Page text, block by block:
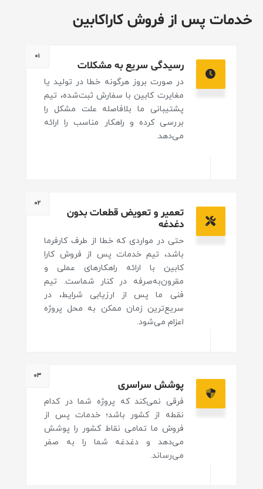
خدمات پس از فروش کاراکابین
۰۱
رسیدگی سریع به مشکلات
در صورت بروز هرگونه خطا در تولید یا
مغایرت کابین با سفارش ثبت‌شده، تیم
پشتیبانی ما بلافاصله علت مشکل را
بررسی کرده و راهکار مناسب را ارائه
می‌دهد.
۰۲
تعمیر و تعویض قطعات بدون
دغدغه
حتی در مواردی که خطا از طرف کارفرما
باشد، تیم خدمات پس از فروش کارا
کابین با ارائه راهکارهای عملی و
مقرون‌به‌صرفه در کنار شماست. تیم
فنی ما پس از ارزیابی شرایط، در
سریع‌ترین زمان ممکن به محل پروژه
اعزام می‌شود.
۰۳
پوشش سراسری
فرقی نمی‌کند که پروژه شما در کدام
نقطه از کشور باشد؛ خدمات پس از
فروش ما تمامی نقاط کشور را پوشش
می‌دهد و دغدغه شما را به صفر
می‌رساند.